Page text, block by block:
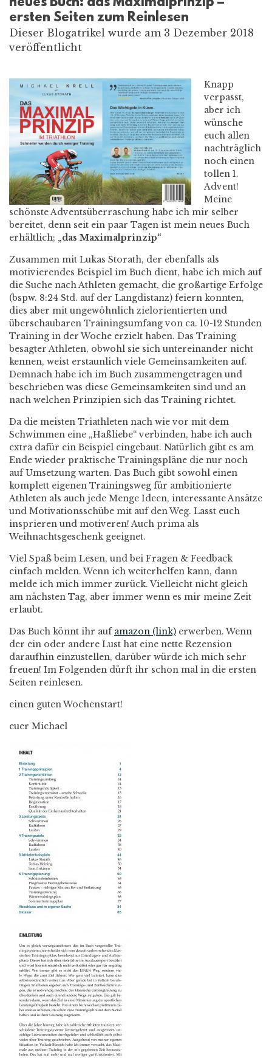
ersten Seiten zum Reinlesen
Dieser Blogatrikel wurde am 3 Dezember 2018
veröffentlicht
Knapp
verpasst,
aber ich
wünsche
euch allen
nachträglich
noch einen
tollen 1.
Advent!
Meine
schönste Adventsüberraschung habe ich mir selber
bereitet, denn seit ein paar Tagen ist mein neues Buch
erhältlich; „das Maximalprinzip“
Zusammen mit Lukas Storath, der ebenfalls als
motivierendes Beispiel im Buch dient, habe ich mich auf
die Suche nach Athleten gemacht, die großartige Erfolge
(bspw. 8:24 Std. auf der Langdistanz) feiern konnten,
dies aber mit ungewöhnlich zielorientierten und
überschaubaren Trainingsumfang von ca. 10-12 Stunden
Training in der Woche erzielt haben. Das Training
besagter Athleten, obwohl sie sich untereinander nicht
kennen, weist erstaunlich viele Gemeinsamkeiten auf.
Demnach habe ich im Buch zusammengetragen und
beschrieben was diese Gemeinsamkeiten sind und an
nach welchen Prinzipien sich das Training richtet.
Da die meisten Triathleten nach wie vor mit dem
Schwimmen eine „Haßliebe“ verbinden, habe ich auch
extra dafür ein Beispiel eingebaut. Natürlich gibt es am
Ende wieder praktische Trainingspläne die nur noch
auf Umsetzung warten. Das Buch gibt sowohl einen
komplett eigenen Trainingsweg für ambitionierte
Athleten als auch jede Menge Ideen, interessante Ansätze
und Motivationsschübe mit auf den Weg. Lasst euch
insprieren und motiveren! Auch prima als
Weihnachtsgeschenk geeignet.
Viel Spaß beim Lesen, und bei Fragen & Feedback
einfach melden. Wenn ich weiterhelfen kann, dann
melde ich mich immer zurück. Vielleicht nicht gleich
am nächsten Tag, aber immer wenn es mir meine Zeit
erlaubt.
Das Buch könnt ihr auf amazon (link) erwerben. Wenn
der ein oder andere Lust hat eine nette Rezension
daraufhin einzustellen, darüber würde ich mich sehr
freuen! Im Folgenden dürft ihr schon mal in die ersten
Seiten reinlesen.
einen guten Wochenstart!
euer Michael